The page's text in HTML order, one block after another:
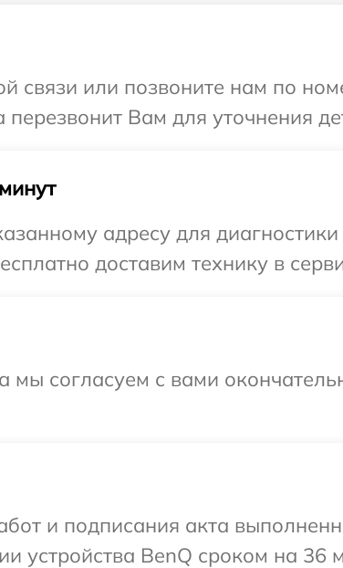
связи или позвоните нам по
перезвонит Вам для уточнения
адресу для диагностики
доставим технику в
мы согласуем с вами
и подписания акта
устройства BenQ сроком на 36